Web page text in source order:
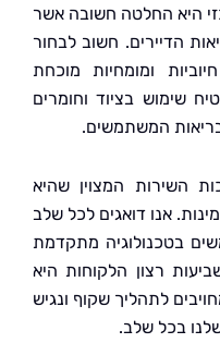
חשובה אשר
חשוב לבחור
מוכחת
בציוד וחומרים
המצוין שהיא
דואגים לכל שלב
מתקדמת
הלקוחות היא
שקוף ונגיש
שלב.